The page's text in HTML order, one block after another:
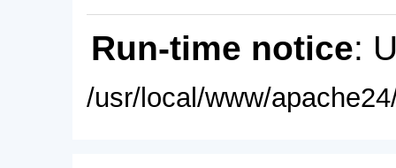
Run-time notice:
/usr/local/www/